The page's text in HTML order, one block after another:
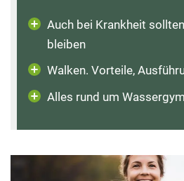
Auch bei Krankheit
bleiben
Walken. Vorteile,
Alles rund um